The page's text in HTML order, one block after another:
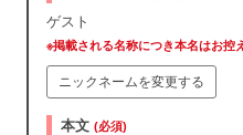
ゲスト
※掲載される名称につき本名はお控
ニックネームを変更する
本文 (必須)